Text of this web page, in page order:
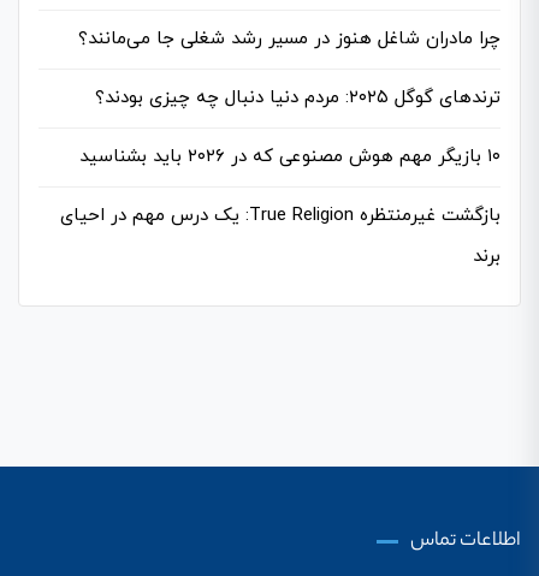
چرا مادران شاغل هنوز در مسیر رشد شغلی جا می‌مانند؟
ترندهای گوگل ۲۰۲۵: مردم دنیا دنبال چه چیزی بودند؟
۱۰ بازیگر مهم هوش مصنوعی که در ۲۰۲۶ باید بشناسید
بازگشت غیرمنتظره True Religion: یک درس مهم در احیای
برند
اطلاعات تماس